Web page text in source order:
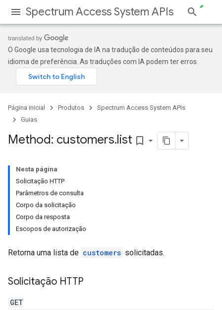
Spectrum Access System APIs
O Google usa tecnologia de IA na tradução de conteúdos para seu
idioma de preferência. As traduções com IA podem ter erros.
Página inicial Produtos
Spectrum Access System APIs
Guias
Method: customers.list bookmark_border
Nesta página
Solicitação HTTP
Parâmetros de consulta
Corpo da solicitação
Corpo da resposta
Escopos de autorização
Retorna uma lista de customers solicitadas.
Solicitação HTTP
GET